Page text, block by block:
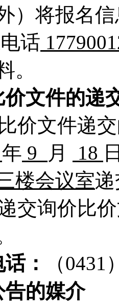
）将报名
话
。
价文件的递
价文件递
年 9 月 18
楼会议室
交询价比
： （0431
告的媒介